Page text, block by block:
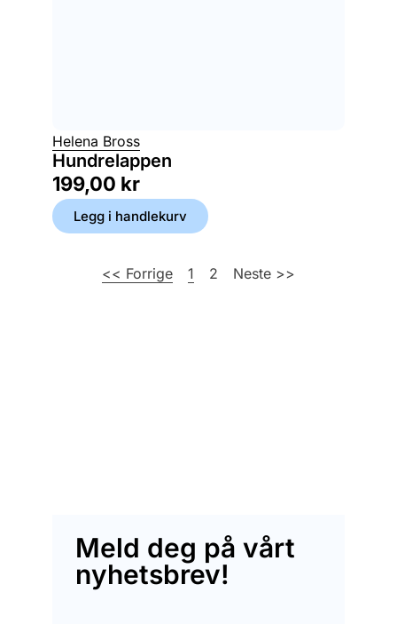
Helena Bross
Hundrelappen
199,00 kr
Legg i handlekurv
<< Forrige 1 2 Neste >>
Meld deg på vårt
nyhetsbrev!